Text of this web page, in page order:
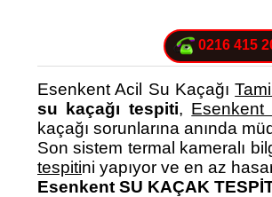
0216 415
Esenkent Acil Su Kaçağı
su kaçağı tespiti, Esenkent
kaçağı sorunlarına anında
Son sistem termal kameralı
tespitini yapıyor ve en az
Esenkent SU KAÇAK